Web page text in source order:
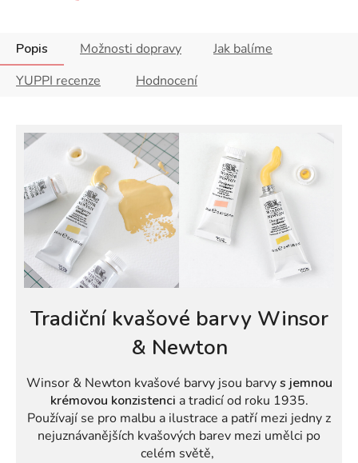
Popis Možnosti dopravy
Jak balíme
YUPPI recenze
Hodnocení
Tradiční kvašové barvy Winsor
& Newton
Winsor & Newton kvašové barvy jsou barvys jemnou
krémovou konzistenci a tradicí od roku 1935.
Používají se pro malbu a ilustrace a patří mezi jedny z
nejuznávanějších kvašových barev mezi umělci po
celém světě,